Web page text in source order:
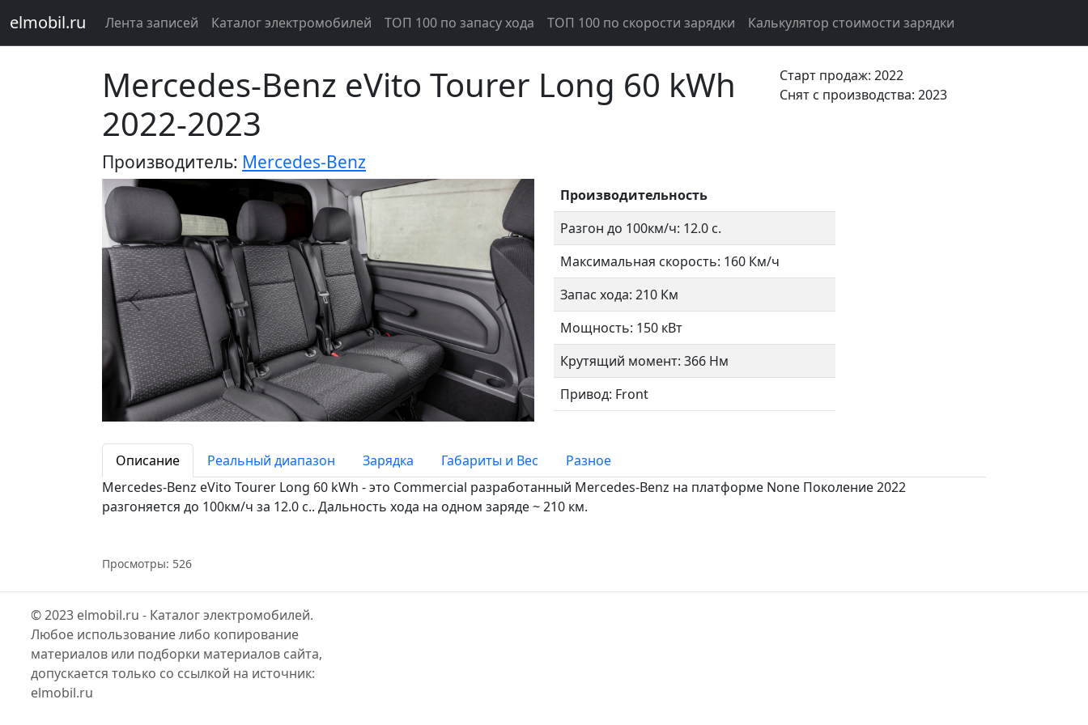
elmobil.ru Лента записей Каталог электромобилей ТОП 100 по запасу хода ТОП 100 по скорости зарядки Калькулятор стоимости зарядки
Mercedes-Benz eVito Tourer Long 60 kWh
2022-2023
Производитель: Mercedes-Benz
Старт продаж: 2022
Cнят с производства: 2023
Предыдущий Следующий
Производительность
Разгон до 100км/ч: 12.0 с.
Максимальная скорость: 160 Км/ч
Запас хода: 210 Км
Мощность: 150 кВт
Крутящий момент: 366 Нм
Привод: Front
Описание Реальный диапазон Зарядка Габариты и Вес
Разное
Mercedes-Benz eVito Tourer Long 60 kWh - это Commercial разработанный Mercedes-Benz на платформе None Поколение 2022
разгоняется до 100км/ч за 12.0 c.. Дальность хода на одном заряде ~ 210 км.
Просмотры: 526
© 2023 elmobil.ru - Каталог электромобилей.
Любое использование либо копирование
материалов или подборки материалов сайта,
допускается только со ссылкой на источник:
elmobil.ru